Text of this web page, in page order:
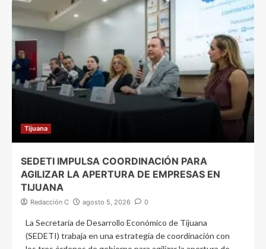
Tijuana
SEDETI IMPULSA COORDINACIÓN PARA
AGILIZAR LA APERTURA DE EMPRESAS EN
TIJUANA
Redacción C agosto 5, 2026 0
La Secretaría de Desarrollo Económico de Tijuana
(SEDETI) trabaja en una estrategia de coordinación con